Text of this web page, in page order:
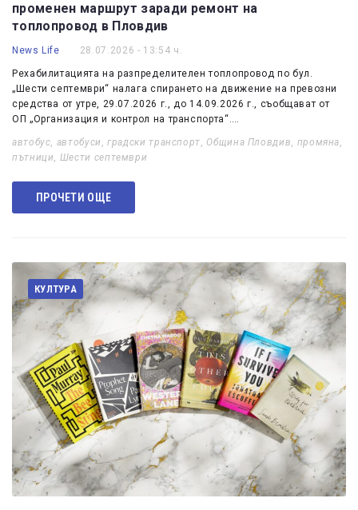
променен маршрут заради ремонт на
топлопровод в Пловдив
News Life 28.07.2026 - 13:54 ч.
Рехабилитацията на разпределителен топлопровод по бул.
„Шести септември“ налага спирането на движение на превозни
средства от утре, 29.07.2026 г., до 14.09.2026 г., съобщават от
ОП „Организация и контрол на транспорта“.…
автобус, автобуси ,градски транспорт, Община Пловдив, промяна,
пътници, Шести септември
ПРОЧЕТИ ОЩЕ
КУЛТУРА